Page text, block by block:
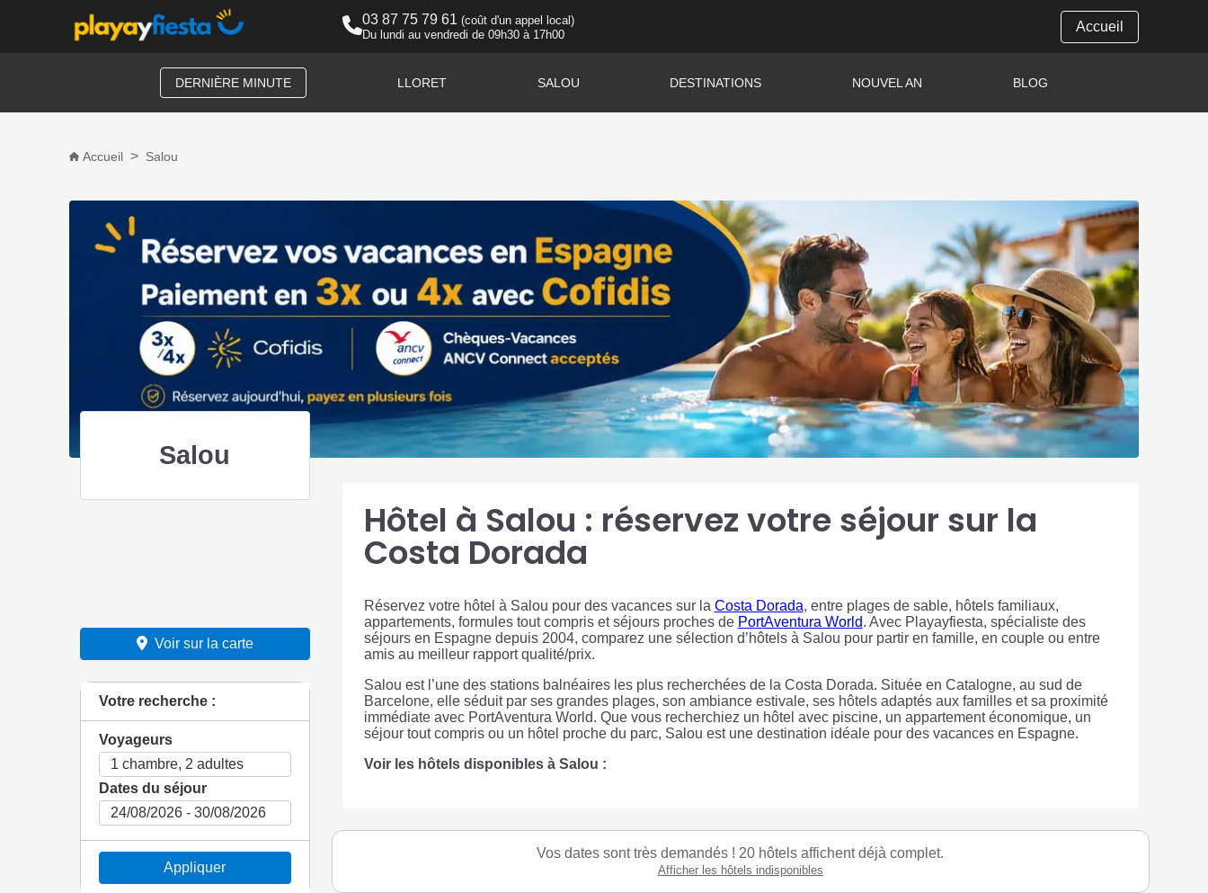
03 87 75 79 61 (coût d'un appel local)
Du lundi au vendredi de 09h30 à 17h00
Accueil
DERNIÈRE MINUTE LLORET SALOU DESTINATIONS NOUVEL AN BLOG
Accueil Salou
Hôtel à Salou : réservez votre séjour sur la
Costa Dorada
Réservez votre hôtel à Salou pour des vacances sur la Costa Dorada, entre plages de sable, hôtels familiaux,
appartements, formules tout compris et séjours proches de PortAventura World. Avec Playayfiesta, spécialiste des
séjours en Espagne depuis 2004, comparez une sélection d’hôtels à Salou pour partir en famille, en couple ou entre
amis au meilleur rapport qualité/prix.
Salou est l’une des stations balnéaires les plus recherchées de la Costa Dorada. Située en Catalogne, au sud de
Barcelone, elle séduit par ses grandes plages, son ambiance estivale, ses hôtels adaptés aux familles et sa proximité
immédiate avec PortAventura World. Que vous recherchiez un hôtel avec piscine, un appartement économique, un
séjour tout compris ou un hôtel proche du parc, Salou est une destination idéale pour des vacances en Espagne.
Voir les hôtels disponibles à Salou :
Vos dates sont très demandés ! 20 hôtels affichent déjà complet.
Afficher les hôtels indisponibles
Salou
Voir sur la carte
Votre recherche :
Voyageurs
Dates du séjour
Appliquer